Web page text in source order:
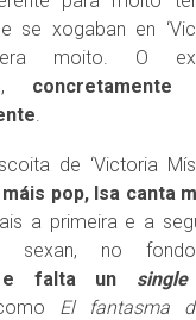
se xogaban en
era moito. O
concretamente
.
de ‘Victoria
pop, Isa canta
a primeira e a
sexan, no
e falta un single
El fantasma